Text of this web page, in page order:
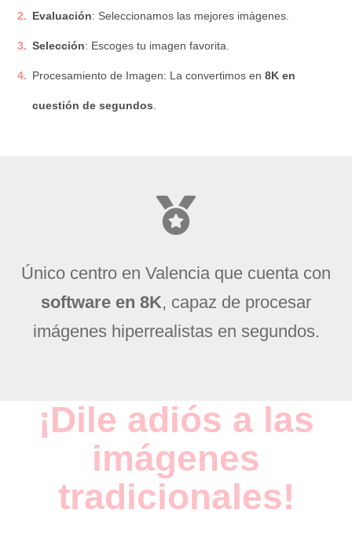
Evaluación: Seleccionamos las mejores imágenes.
Selección: Escoges tu imagen favorita.
Procesamiento de Imagen: La convertimos en8K en
cuestión de segundos
Único centro en Valencia que cuenta con
software en 8K, capaz de procesar
imágenes hiperrealistas en segundos.
¡Dile adiós a las
imágenes
tradicionales!